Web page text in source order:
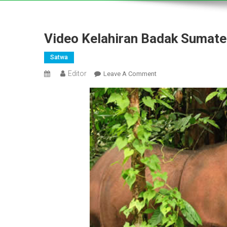
Video Kelahiran Badak
Satwa
Editor Leave A CommentOn
Kelahiran
Badak
Sumatera